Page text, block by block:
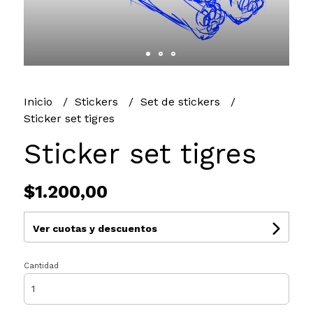
Inicio Stickers
Set de stickers
Sticker set tigres
Sticker set tigres
$1.200,00
Ver cuotas y descuentos
Cantidad